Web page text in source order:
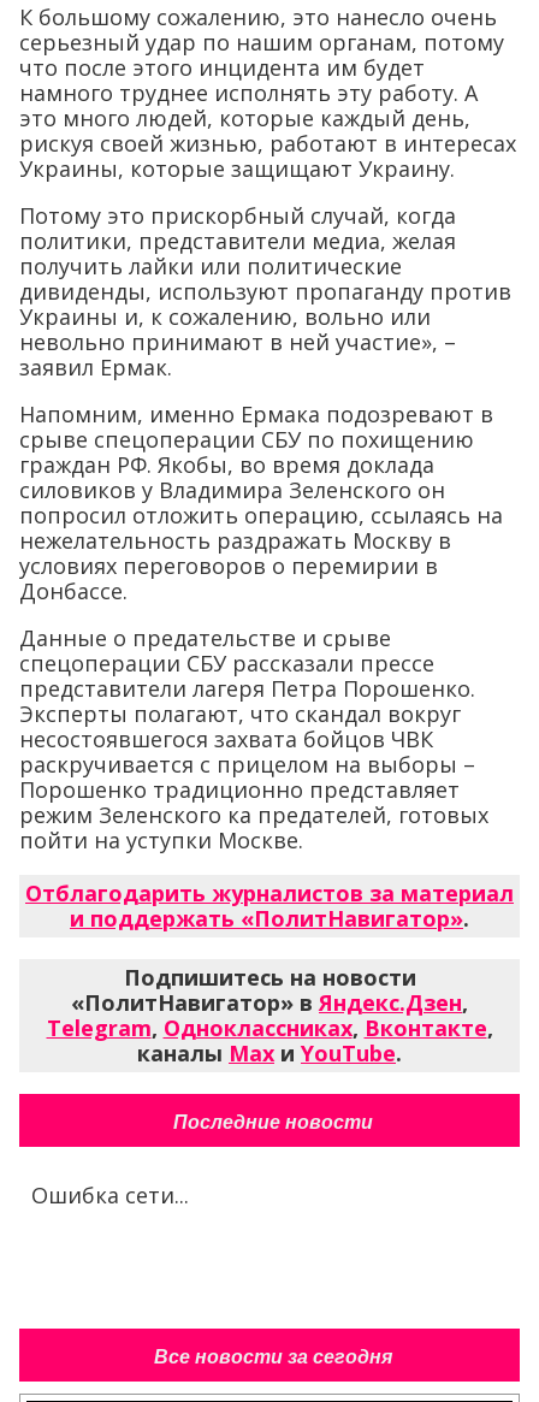
К большому сожалению, это нанесло очень
серьезный удар по нашим органам, потому
что после этого инцидента им будет
намного труднее исполнять эту работу. А
это много людей, которые каждый день,
рискуя своей жизнью, работают в интересах
Украины, которые защищают Украину.
Потому это прискорбный случай, когда
политики, представители медиа, желая
получить лайки или политические
дивиденды, используют пропаганду против
Украины и, к сожалению, вольно или
невольно принимают в ней участие», –
заявил Ермак.
Напомним, именно Ермака подозревают в
срыве спецоперации СБУ по похищению
граждан РФ. Якобы, во время доклада
силовиков у Владимира Зеленского он
попросил отложить операцию, ссылаясь на
нежелательность раздражать Москву в
условиях переговоров о перемирии в
Донбассе.
Данные о предательстве и срыве
спецоперации СБУ рассказали прессе
представители лагеря Петра Порошенко.
Эксперты полагают, что скандал вокруг
несостоявшегося захвата бойцов ЧВК
раскручивается с прицелом на выборы –
Порошенко традиционно представляет
режим Зеленского ка предателей, готовых
пойти на уступки Москве.
Отблагодарить журналистов за материал
и поддержать «ПолитНавигатор».
Подпишитесь на новости
«ПолитНавигатор» в Яндекс.Дзен,
Telegram, Одноклассниках, Вконтакте,
каналы Max и YouTube.
Последние новости
Ошибка сети...
Все новости за сегодня